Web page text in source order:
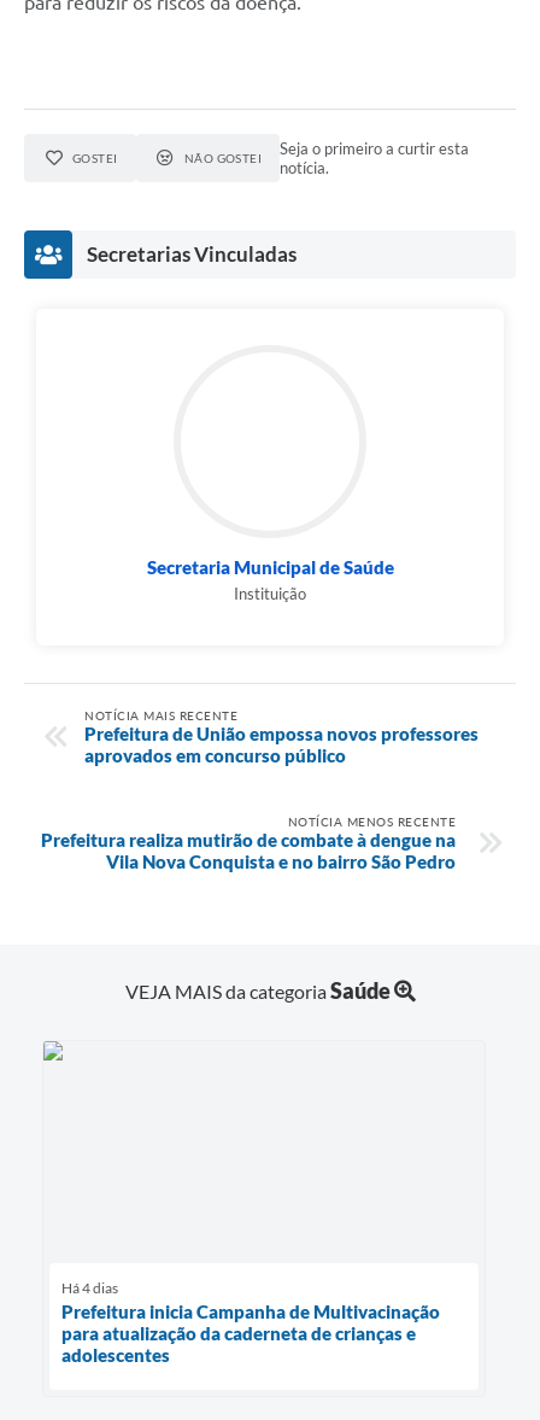
GOSTEI NÃO GOSTEI
Seja o primeiro a curtir esta
notícia.
Secretarias Vinculadas
Secretaria Municipal de Saúde
Instituição
NOTÍCIA MAIS RECENTE
Prefeitura de União empossa novos professores
aprovados em concurso público
NOTÍCIA MENOS RECENTE
Prefeitura realiza mutirão de combate à dengue na
Vila Nova Conquista e no bairro São Pedro
VEJA MAIS da categoriaSaúde
Há 4 dias
Prefeitura inicia Campanha de Multivacinação
para atualização da caderneta de crianças e
adolescentes